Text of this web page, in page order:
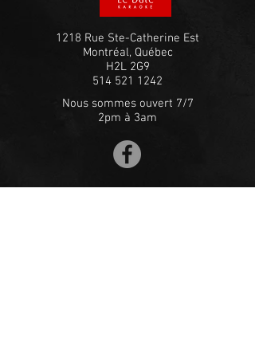
1218 Rue Ste-Catherine Est
Montréal, Québec
H2L 2G9
514 521 1242
Nous sommes ouvert 7/7
2pm à 3am